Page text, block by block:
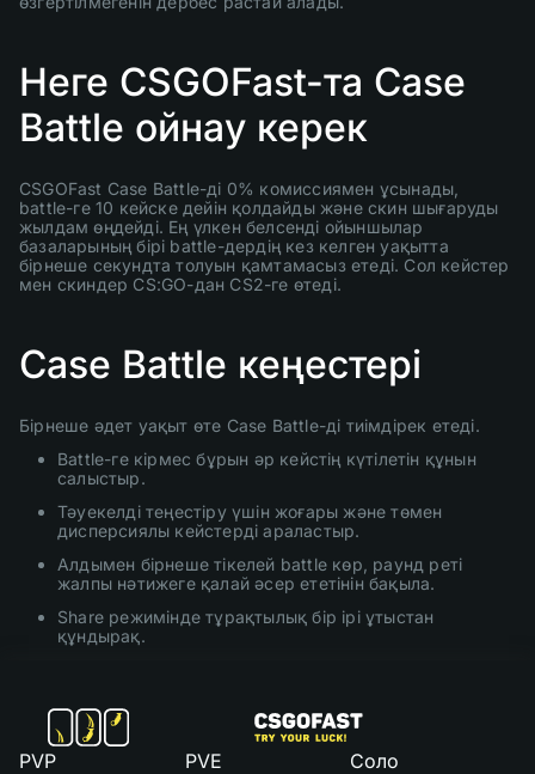
Неге CSGOFast-та Case
Battle ойнау керек
CSGOFast Case Battle-ді 0% комиссиямен ұсынады,
battle-ге 10 кейске дейін қолдайды және скин шығаруды
жылдам өңдейді. Ең үлкен белсенді ойыншылар
базаларының бірі battle-дердің кез келген уақытта
бірнеше секундта толуын қамтамасыз етеді. Сол кейстер
мен скиндер CS:GO-дан CS2-ге өтеді.
Case Battle кеңестері
Бірнеше әдет уақыт өте Case Battle-ді тиімдірек етеді.
Battle-ге кірмес бұрын әр кейстің күтілетін құнын
салыстыр.
Тәуекелді теңестіру үшін жоғары және төмен
дисперсиялы кейстерді араластыр.
Алдымен бірнеше тікелей battle көр, раунд реті
жалпы нәтижеге қалай әсер ететінін бақыла.
Share режимінде тұрақтылық бір ірі ұтыстан
құндырақ.
PVP PVE Соло